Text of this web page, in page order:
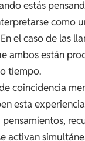
estás
como
el caso de las
ambos están
tiempo.
coincidencia
esta
activan